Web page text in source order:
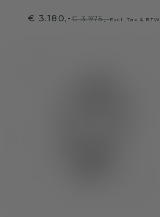
€ 3.180,-€ 3.975,-Excl. Tax & BTW